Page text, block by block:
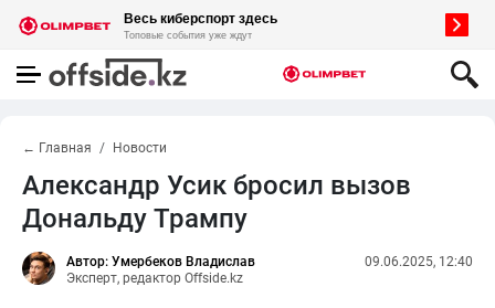
← Главная Новости
Александр Усик бросил вызов
Дональду Трампу
Автор: Умербеков Владислав
Эксперт, редактор Offside.kz
09.06.2025, 12:40